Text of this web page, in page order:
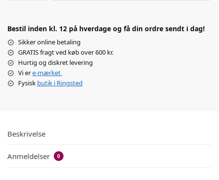
Bestil inden kl. 12 på hverdage og få din ordre sendt i dag!
Sikker online betaling
GRATIS fragt ved køb over 600 kr.
Hurtig og diskret levering
Vi ere-mærket
Fysisk butik i Ringsted
Beskrivelse
Anmeldelser 0